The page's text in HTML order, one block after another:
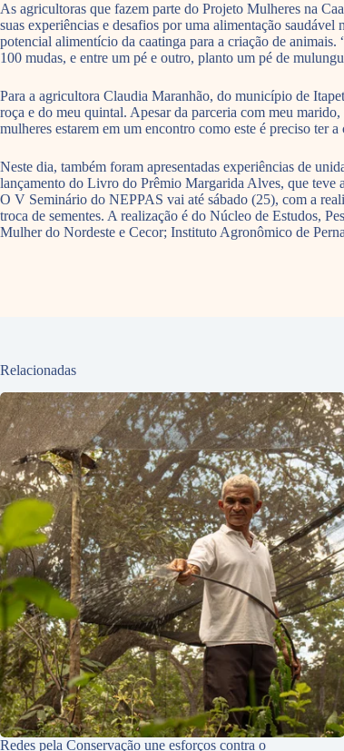
As agricultoras que fazem parte do Projeto Mulheres na
suas experiências e desafios por uma alimentação
potencial alimentício da caatinga para a criação de
100 mudas, e entre um pé e outro, planto um pé de
Para a agricultora Claudia Maranhão, do município de
roça e do meu quintal. Apesar da parceria com meu
mulheres estarem em um encontro como este é preciso ter
Neste dia, também foram apresentadas experiências de
lançamento do Livro do Prêmio Margarida Alves, que teve
O V Seminário do NEPPAS vai até sábado (25), com a
troca de sementes. A realização é do Núcleo de Estudos,
Mulher do Nordeste e Cecor; Instituto Agronômico de
Relacionadas
Redes pela Conservação une esforços contra o